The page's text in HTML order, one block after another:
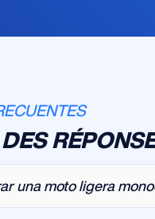
una moto ligera